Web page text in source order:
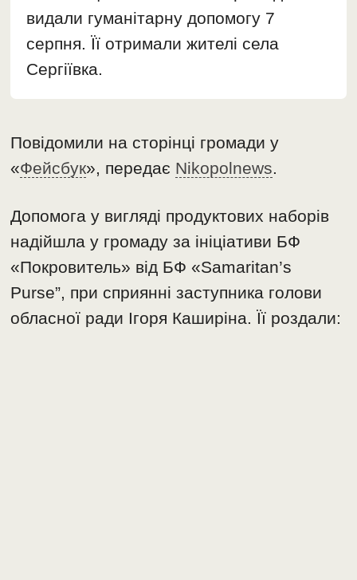
видали гуманітарну допомогу 7
серпня. Її отримали жителі села
Сергіївка.
Повідомили на сторінці громади у
«Фейсбук», передає Nikopolnews.
Допомога у вигляді продуктових наборів
надійшла у громаду за ініціативи БФ
«Покровитель» від БФ «Samaritan’s
Purse”, при сприянні заступника голови
обласної ради Ігоря Каширіна. Її роздали: